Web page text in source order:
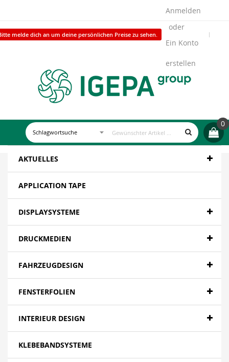
melde dich an um deine persönlichen Preise zu sehen.
Anmelden
Ein Konto
erstellen
0
AKTUELLES
APPLICATION TAPE
DISPLAYSYSTEME
DRUCKMEDIEN
FAHRZEUGDESIGN
FENSTERFOLIEN
INTERIEUR DESIGN
KLEBEBANDSYSTEME